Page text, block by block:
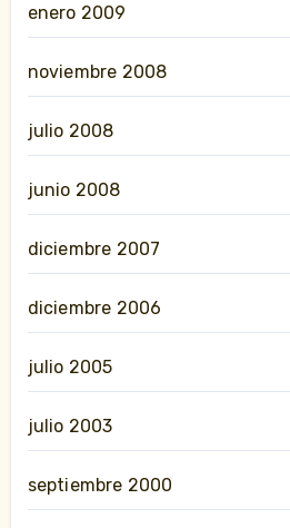
enero 2009
noviembre 2008
julio 2008
junio 2008
diciembre 2007
diciembre 2006
julio 2005
julio 2003
septiembre 2000